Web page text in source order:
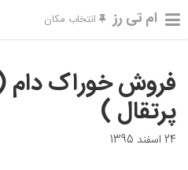
ام تی رز انتخاب مکان
فروش خوراک
پرتقال )
24 اسفند 1395